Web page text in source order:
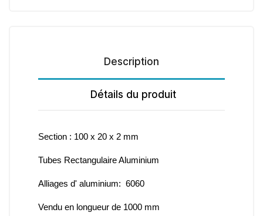
Description
Détails du produit
Section : 100 x 20 x 2 mm
Tubes Rectangulaire Aluminium
Alliages d' aluminium: 6060
Vendu en longueur de 1000 mm